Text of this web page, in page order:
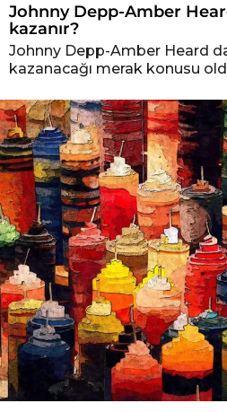
Johnny Depp-Amber
kazanır?
Johnny Depp-Amber Heard
kazanacağı merak konusu